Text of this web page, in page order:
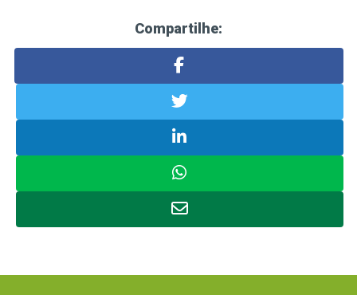
Compartilhe: